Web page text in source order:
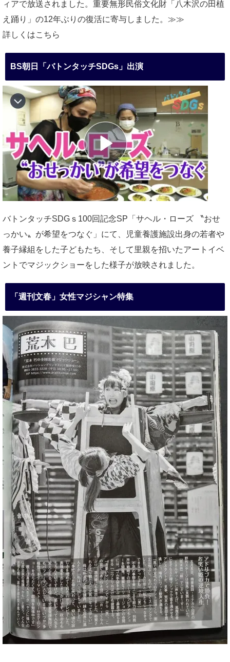
ィアで放送されました。重要無形民俗文化財「八木沢の田植
え踊り」の12年ぶりの復活に寄与しました。≫≫
詳しくはこちら
BS朝日「バトンタッチSDGs」出演
バトンタッチSDGｓ100回記念SP「サヘル・ローズ 〝おせ
っかい〟が希望をつなぐ」にて、児童養護施設出身の若者や
養子縁組をした子どもたち、そして里親を招いたアートイベ
ントでマジックショーをした様子が放映されました。
「週刊文春」女性マジシャン特集